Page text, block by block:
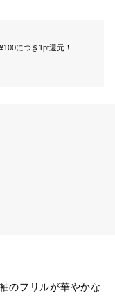
につき1pt還元！
のフリルが華やかな